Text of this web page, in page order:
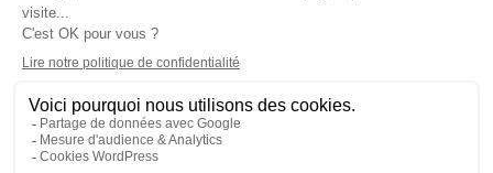
Contactez-nous-Mentions légales-CGV-Politique de
confidentialité-Gestion des cookies